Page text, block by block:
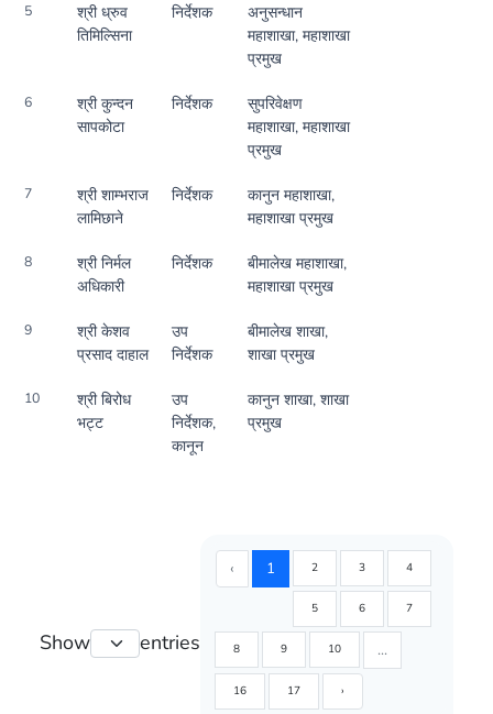
5
श्री ध्रुव
तिमिल्सिना
निर्देशक
अनुसन्धान
महाशाखा, महाशाखा
प्रमुख
6
श्री कुन्दन
सापकोटा
निर्देशक
सुपरिवेक्षण
महाशाखा, महाशाखा
प्रमुख
7
श्री शाम्भराज
लामिछाने
निर्देशक
कानुन महाशाखा,
महाशाखा प्रमुख
8
श्री निर्मल
अधिकारी
निर्देशक
बीमालेख महाशाखा,
महाशाखा प्रमुख
9
श्री केशव
प्रसाद दाहाल
उप
निर्देशक
बीमालेख शाखा,
शाखा प्रमुख
10
श्री बिरोध
भट्ट
उप
निर्देशक,
कानून
कानुन शाखा, शाखा
प्रमुख
Show entries
‹ 1 2 3 4
5 6 7
8 9 10 ...
16 17 ›